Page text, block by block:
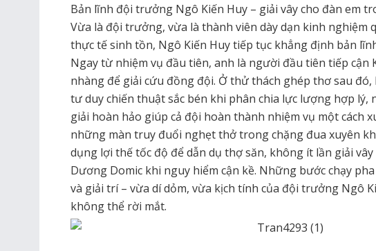
Bản lĩnh đội trưởng Ngô Kiến Huy – giải vây cho đàn em
Vừa là đội trưởng, vừa là thành viên dày dạn kinh nghiệm
thực tế sinh tồn, Ngô Kiến Huy tiếp tục khẳng định bản
Ngay từ nhiệm vụ đầu tiên, anh là người đầu tiên tiếp cận
nhàng để giải cứu đồng đội. Ở thử thách ghép thơ sau đó,
tư duy chiến thuật sắc bén khi phân chia lực lượng hợp lý,
giải hoàn hảo giúp cả đội hoàn thành nhiệm vụ một cách
những màn truy đuổi nghẹt thở trong chặng đua xuyên
dụng lợi thế tốc độ để dẫn dụ thợ săn, không ít lần giải
Dương Domic khi nguy hiểm cận kề. Những bước chạy
và giải trí – vừa dí dỏm, vừa kịch tính của đội trưởng Ngô
không thể rời mắt.